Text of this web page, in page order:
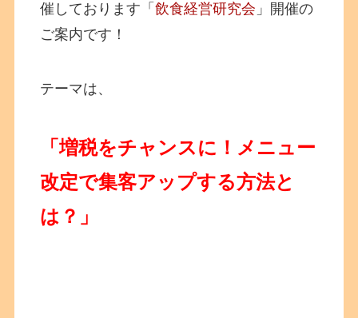
催しております「飲食経営研究会 」開催の
ご案内です！
テーマは、
「増税をチャンスに！メニュー
改定で集客アップする方法と
は？」